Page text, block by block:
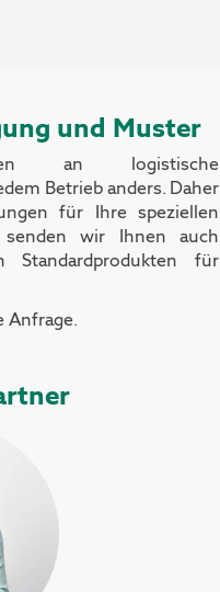
und Muster
an logistische
Betrieb anders. Daher
für Ihre speziellen
senden wir Ihnen auch
für
Anfrage.